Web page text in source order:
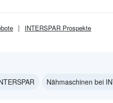
INTERSPAR Prospekte
Nähmaschinen bei